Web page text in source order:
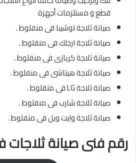
قطع و مستلزمات أجهزة
صيانة ثلاجة توشيبا فى منفلوط .
صيانة ثلاجة ارجلك فى منفلوط .
صيانة ثلاجة كريازى فى منفلوط .
صيانة ثلاجة هيتاشى فى منفلوط .
صيانة ثلاجة LG فى منفلوط .
صيانة ثلاجة شارب فى منفلوط .
صيانة ثلاجة وايت ويل فى منفلوط .
رقم فنى صيانة